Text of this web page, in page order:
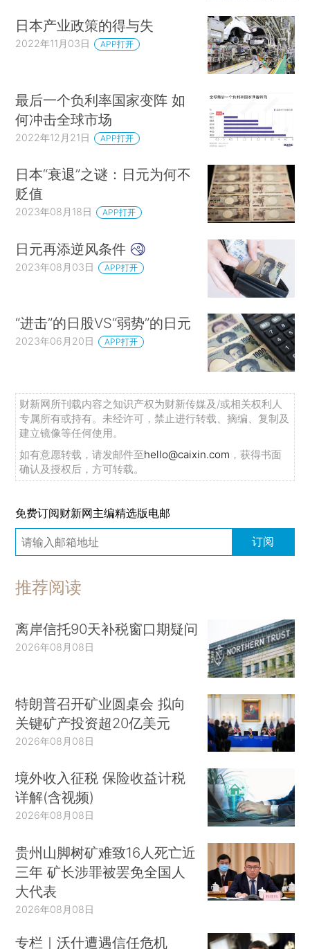
日本产业政策的得与失
2022年11月03日 APP打开
最后一个负利率国家变阵 如
何冲击全球市场
2022年12月21日 APP打开
日本“衰退”之谜：日元为何不
贬值
2023年08月18日 APP打开
日元再添逆风条件
2023年08月03日 APP打开
“进击”的日股VS“弱势”的日元
2023年06月20日 APP打开
财新网所刊载内容之知识产权为财新传媒及/或相关权利人
专属所有或持有。未经许可，禁止进行转载、摘编、复制及
建立镜像等任何使用。
如有意愿转载，请发邮件至hello@caixin.com ，获得书面
确认及授权后，方可转载。
免费订阅财新网主编精选版电邮
订阅
推荐阅读
离岸信托90天补税窗口期疑问
2026年08月08日
特朗普召开矿业圆桌会 拟向
关键矿产投资超20亿美元
2026年08月08日
境外收入征税 保险收益计税
详解(含视频)
2026年08月08日
贵州山脚树矿难致16人死亡近
三年 矿长涉罪被罢免全国人
大代表
2026年08月08日
专栏｜沃什遭遇信任危机